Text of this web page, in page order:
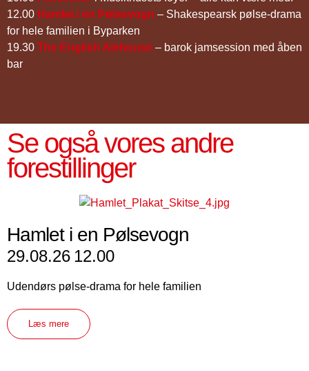
12.00 Hamlet i en Pølsevogn – Shakespearsk pølse-drama
for hele familien i Byparken
19.30 The English Alehouse – barok jamsession med åben
bar
Se også vores andre
forestillinger
Hamlet i en Pølsevogn
29.08.26 12.00
Udendørs pølse-drama for hele familien
Læs mere